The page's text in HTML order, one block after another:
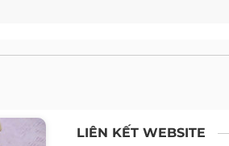
LIÊN KẾT WEBSITE